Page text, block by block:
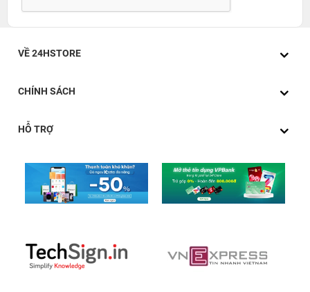
VỀ 24HSTORE
CHÍNH SÁCH
HỖ TRỢ